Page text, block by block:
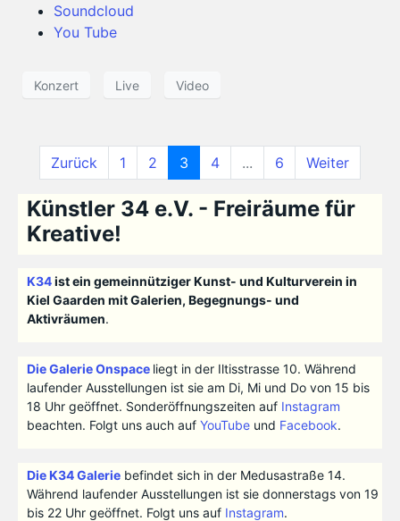
Soundcloud
You Tube
Konzert Live Video
Zurück 1 2 3 4 ... 6 Weiter
Künstler 34 e.V. - Freiräume für
Kreative!
K34ist ein gemeinnütziger Kunst- und Kulturverein in
Kiel Gaarden mit Galerien, Begegnungs- und
Aktivräumen.
Die Galerie Onspace liegt in der Iltisstrasse 10. Während
laufender Ausstellungen ist sie am Di, Mi und Do von 15 bis
18 Uhr geöffnet. Sonderöffnungszeiten auf Instagram
beachten. Folgt uns auch auf YouTubeund Facebook.
Die K34 Galeriebefindet sich in der Medusastraße 14.
Während laufender Ausstellungen ist sie donnerstags von 19
bis 22 Uhr geöffnet. Folgt uns auf Instagram.